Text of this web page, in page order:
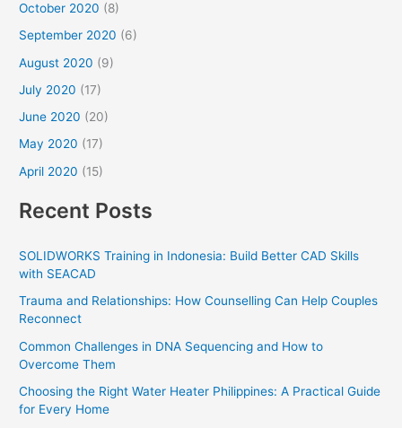
October 2020 (8)
September 2020 (6)
August 2020 (9)
July 2020 (17)
June 2020 (20)
May 2020 (17)
April 2020 (15)
Recent Posts
SOLIDWORKS Training in Indonesia: Build Better CAD Skills
with SEACAD
Trauma and Relationships: How Counselling Can Help Couples
Reconnect
Common Challenges in DNA Sequencing and How to
Overcome Them
Choosing the Right Water Heater Philippines: A Practical Guide
for Every Home